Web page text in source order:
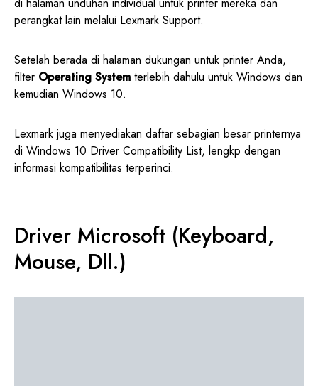
di halaman unduhan individual untuk printer mereka dan
perangkat lain melalui Lexmark Support.
Setelah berada di halaman dukungan untuk printer Anda,
filter Operating System terlebih dahulu untuk Windows dan
kemudian Windows 10.
Lexmark juga menyediakan daftar sebagian besar printernya
di Windows 10 Driver Compatibility List, lengkp dengan
informasi kompatibilitas terperinci.
Driver Microsoft (Keyboard,
Mouse, Dll.)